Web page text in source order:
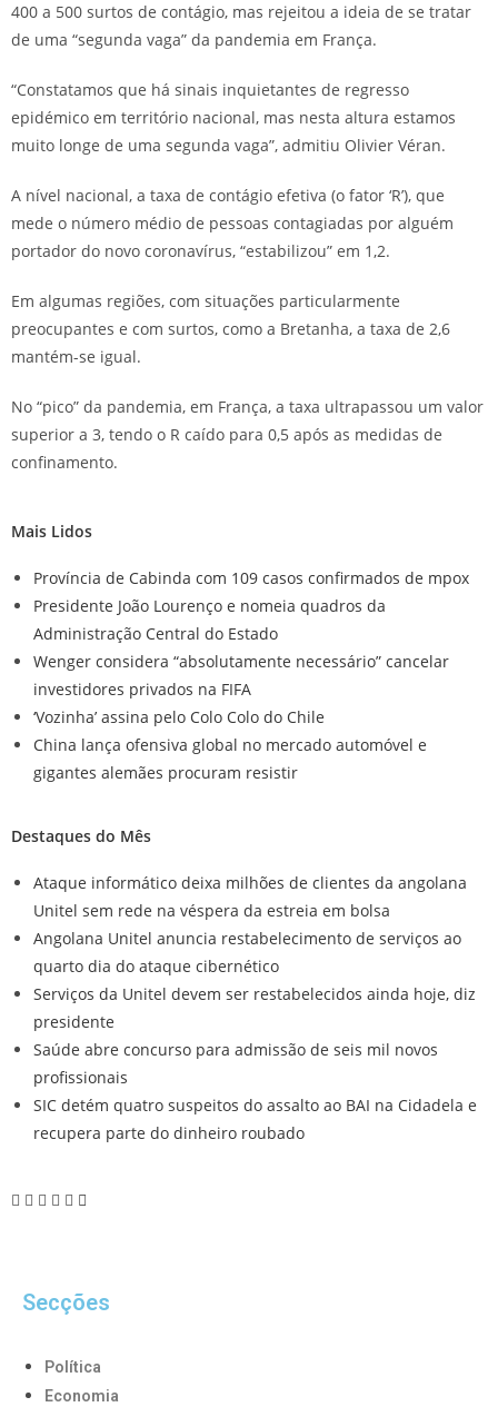
400 a 500 surtos de contágio, mas rejeitou a ideia de se tratar
de uma “segunda vaga” da pandemia em França.
“Constatamos que há sinais inquietantes de regresso
epidémico em território nacional, mas nesta altura estamos
muito longe de uma segunda vaga”, admitiu Olivier Véran.
A nível nacional, a taxa de contágio efetiva (o fator ‘R’), que
mede o número médio de pessoas contagiadas por alguém
portador do novo coronavírus, “estabilizou” em 1,2.
Em algumas regiões, com situações particularmente
preocupantes e com surtos, como a Bretanha, a taxa de 2,6
mantém-se igual.
No “pico” da pandemia, em França, a taxa ultrapassou um valor
superior a 3, tendo o R caído para 0,5 após as medidas de
confinamento.
Mais Lidos
Província de Cabinda com 109 casos confirmados de mpox
Presidente João Lourenço e nomeia quadros da
Administração Central do Estado
Wenger considera “absolutamente necessário” cancelar
investidores privados na FIFA
‘Vozinha’ assina pelo Colo Colo do Chile
China lança ofensiva global no mercado automóvel e
gigantes alemães procuram resistir
Destaques do Mês
Ataque informático deixa milhões de clientes da angolana
Unitel sem rede na véspera da estreia em bolsa
Angolana Unitel anuncia restabelecimento de serviços ao
quarto dia do ataque cibernético
Serviços da Unitel devem ser restabelecidos ainda hoje, diz
presidente
Saúde abre concurso para admissão de seis mil novos
profissionais
SIC detém quatro suspeitos do assalto ao BAI na Cidadela e
recupera parte do dinheiro roubado
Secções
Política
Economia